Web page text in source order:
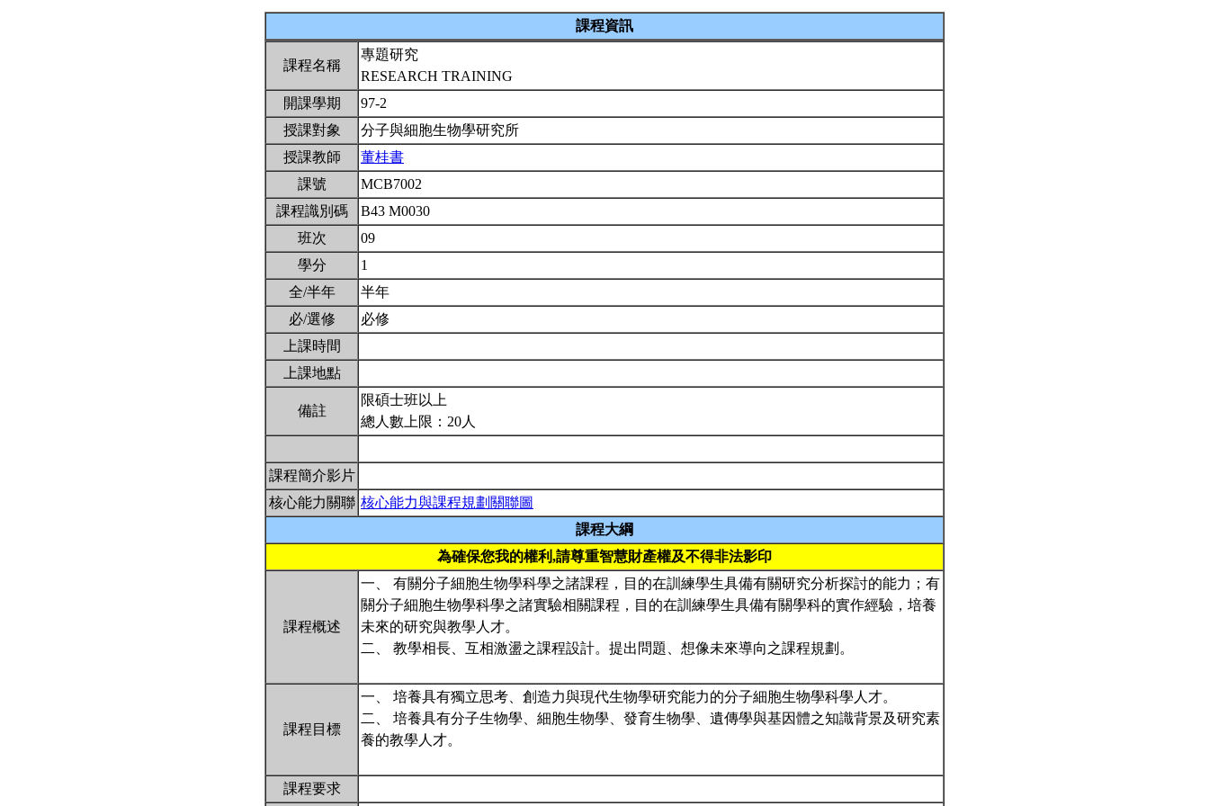
課程資訊
課程名稱
專題研究
RESEARCH TRAINING
開課學期
97-2
授課對象
分子與細胞生物學研究所
授課教師
董桂書
課號
MCB7002
課程識別碼
B43 M0030
班次
09
學分
1
全/半年
半年
必/選修
必修
上課時間
上課地點
備註
限碩士班以上
總人數上限：20人
課程簡介影片
核心能力關聯 核心能力與課程規劃關聯圖
課程大綱
為確保您我的權利,請尊重智慧財產權及不得非法影印
課程概述
一、 有關分子細胞生物學科學之諸課程，目的在訓練學生具備有關研究分析探討的能力；有
關分子細胞生物學科學之諸實驗相關課程，目的在訓練學生具備有關學科的實作經驗，培養
未來的研究與教學人才。
二、 教學相長、互相激盪之課程設計。提出問題、想像未來導向之課程規劃。
課程目標
一、 培養具有獨立思考、創造力與現代生物學研究能力的分子細胞生物學科學人才。
二、 培養具有分子生物學、細胞生物學、發育生物學、遺傳學與基因體之知識背景及研究素
養的教學人才。
課程要求